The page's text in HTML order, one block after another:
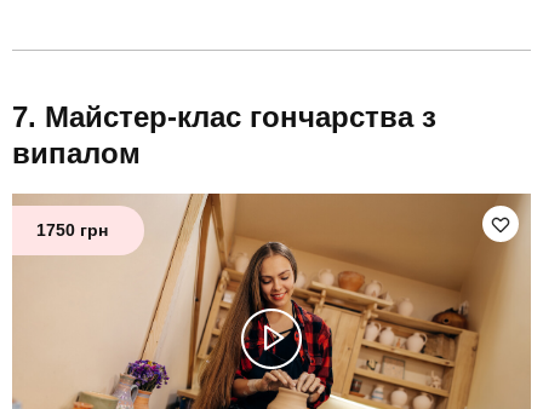
Майстер-клас гончарства з
випалом
1750 грн